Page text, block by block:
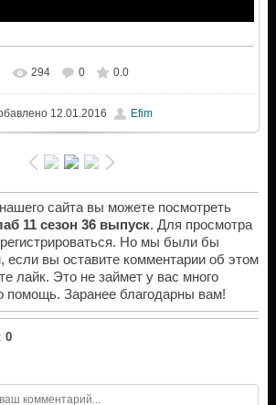
294 0 0.0
12.01.2016 Efim
сайта вы можете посмотреть
11 сезон 36 выпуск. Для просмотра
Но мы были бы
если вы оставите комментарии об этом
лайк. Это не займет у вас много
помощь. Заранее благодарны вам!
0